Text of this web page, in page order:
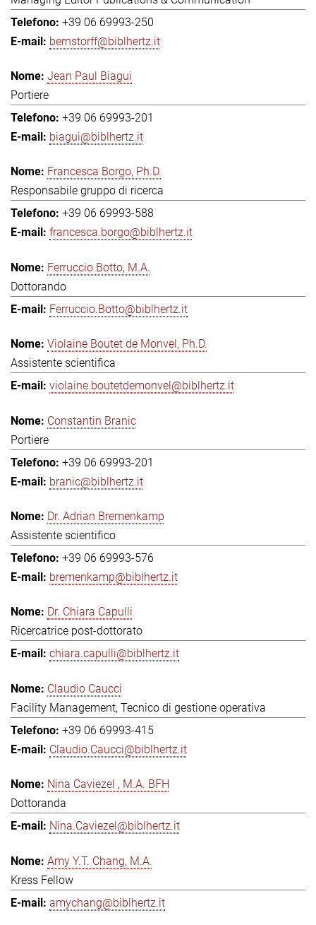
+39 06 69993-250
bernstorff@biblhertz.it
Jean Paul Biagui
Portiere
+39 06 69993-201
biagui@biblhertz.it
Francesca Borgo, Ph.D.
Responsabile gruppo di ricerca
+39 06 69993-588
francesca.borgo@biblhertz.it
Ferruccio Botto, M.A.
Dottorando
Ferruccio.Botto@biblhertz.it
Violaine Boutet de Monvel, Ph.D.
Assistente scientifica
violaine.boutetdemonvel@biblhertz.it
Constantin Branic
Portiere
+39 06 69993-201
branic@biblhertz.it
Dr. Adrian Bremenkamp
Assistente scientifico
+39 06 69993-576
bremenkamp@biblhertz.it
Dr. Chiara Capulli
Ricercatrice post-dottorato
chiara.capulli@biblhertz.it
Claudio Caucci
Facility Management, Tecnico di gestione operativa
+39 06 69993-415
Claudio.Caucci@biblhertz.it
Nina Caviezel , M.A. BFH
Dottoranda
Nina.Caviezel@biblhertz.it
Amy Y.T. Chang, M.A.
Kress Fellow
amychang@biblhertz.it